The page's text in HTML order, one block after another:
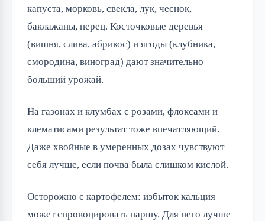
капуста, морковь, свекла, лук, чеснок,
баклажаны, перец. Косточковые деревья
(вишня, слива, абрикос) и ягоды (клубника,
смородина, виноград) дают значительно
больший урожай.
На газонах и клумбах с розами, флоксами и
клематисами результат тоже впечатляющий.
Даже хвойные в умеренных дозах чувствуют
себя лучше, если почва была слишком кислой.
Осторожно с картофелем: избыток кальция
может спровоцировать паршу. Для него лучше